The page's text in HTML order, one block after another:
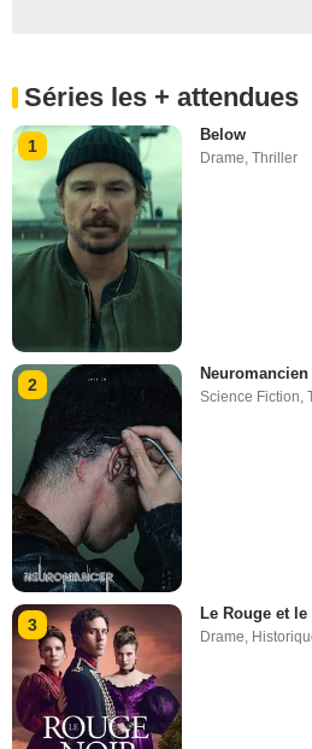
Séries les + attendues
1
Below
Drame,Thriller
2
Neuromancien
Science Fiction,
3
Le Rouge et
Drame